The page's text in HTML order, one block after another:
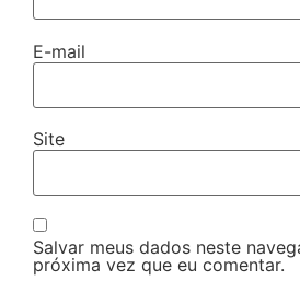
E-mail
Site
Salvar meus dados neste
próxima vez que eu comentar.